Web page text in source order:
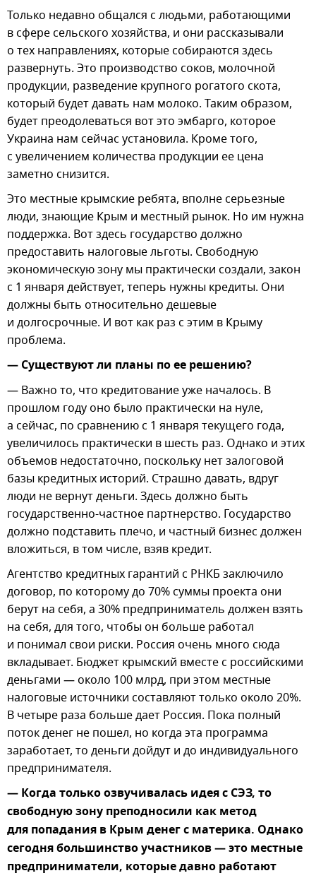
Только недавно общался с людьми, работающими
в сфере сельского хозяйства, и они рассказывали
о тех направлениях, которые собираются здесь
развернуть. Это производство соков, молочной
продукции, разведение крупного рогатого скота,
который будет давать нам молоко. Таким образом,
будет преодолеваться вот это эмбарго, которое
Украина нам сейчас установила. Кроме того,
с увеличением количества продукции ее цена
заметно снизится.
Это местные крымские ребята, вполне серьезные
люди, знающие Крым и местный рынок. Но им нужна
поддержка. Вот здесь государство должно
предоставить налоговые льготы. Свободную
экономическую зону мы практически создали, закон
с 1 января действует, теперь нужны кредиты. Они
должны быть относительно дешевые
и долгосрочные. И вот как раз с этим в Крыму
проблема.
— Существуют ли планы по ее решению?
— Важно то, что кредитование уже началось. В
прошлом году оно было практически на нуле,
а сейчас, по сравнению с 1 января текущего года,
увеличилось практически в шесть раз. Однако и этих
объемов недостаточно, поскольку нет залоговой
базы кредитных историй. Страшно давать, вдруг
люди не вернут деньги. Здесь должно быть
государственно-частное партнерство. Государство
должно подставить плечо, и частный бизнес должен
вложиться, в том числе, взяв кредит.
Агентство кредитных гарантий с РНКБ заключило
договор, по которому до 70% суммы проекта они
берут на себя, а 30% предприниматель должен взять
на себя, для того, чтобы он больше работал
и понимал свои риски. Россия очень много сюда
вкладывает. Бюджет крымский вместе с российскими
деньгами — около 100 млрд, при этом местные
налоговые источники составляют только около 20%.
В четыре раза больше дает Россия. Пока полный
поток денег не пошел, но когда эта программа
заработает, то деньги дойдут и до индивидуального
предпринимателя.
— Когда только озвучивалась идея с СЭЗ, то
свободную зону преподносили как метод
для попадания в Крым денег с материка. Однако
сегодня большинство участников — это местные
предприниматели, которые давно работают